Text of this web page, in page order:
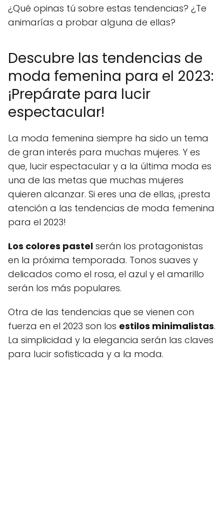
¿Qué opinas tú sobre estas tendencias? ¿Te
animarías a probar alguna de ellas?
Descubre las tendencias de
moda femenina para el 2023:
¡Prepárate para lucir
espectacular!
La moda femenina siempre ha sido un tema
de gran interés para muchas mujeres. Y es
que, lucir espectacular y a la última moda es
una de las metas que muchas mujeres
quieren alcanzar. Si eres una de ellas, ¡presta
atención a las tendencias de moda femenina
para el 2023!
Los colores pastel serán los protagonistas
en la próxima temporada. Tonos suaves y
delicados como el rosa, el azul y el amarillo
serán los más populares.
Otra de las tendencias que se vienen con
fuerza en el 2023 son los estilos minimalistas.
La simplicidad y la elegancia serán las claves
para lucir sofisticada y a la moda.